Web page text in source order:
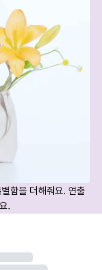
함을 더해줘요. 연출
.